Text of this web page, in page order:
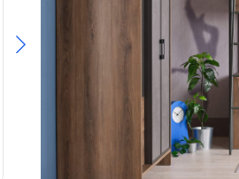
Jugendzimmer Set, 2-teilig
1.441,95
In Den Warenkorb